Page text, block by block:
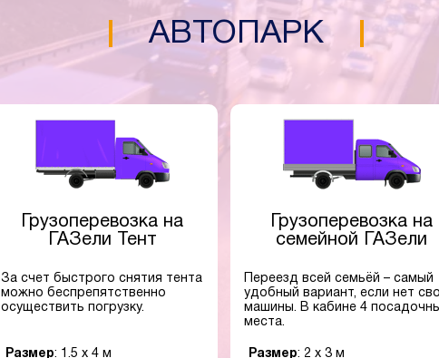
АВТОПАРК
Грузоперевозка на
ГАЗели Тент
За счет быстрого снятия тента
можно беспрепятственно
осуществить погрузку.
Размер: 1.5 x 4 м
Грузоперевозка на
семейной ГАЗели
Переезд всей семьёй – самый
удобный вариант, если нет
машины. В кабине 4
места.
Размер: 2 x 3 м